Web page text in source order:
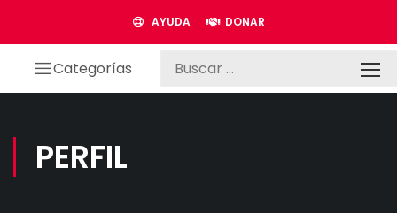
AYUDA DONAR
Categorías
PERFIL